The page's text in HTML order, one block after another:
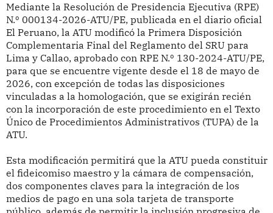
Mediante la Resolución de Presidencia Ejecutiva (RPE)
N.º 000134-2026-ATU/PE, publicada en el diario oficial
El Peruano, la ATU modificó la Primera Disposición
Complementaria Final del Reglamento del SRU para
Lima y Callao, aprobado con RPE N.º 130-2024-ATU/PE,
para que se encuentre vigente desde el 18 de mayo de
2026, con excepción de todas las disposiciones
vinculadas a la homologación, que se exigirán recién
con la incorporación de este procedimiento en el Texto
Único de Procedimientos Administrativos (TUPA) de la
ATU.
Esta modificación permitirá que la ATU pueda constituir
el fideicomiso maestro y la cámara de compensación,
dos componentes claves para la integración de los
medios de pago en una sola tarjeta de transporte